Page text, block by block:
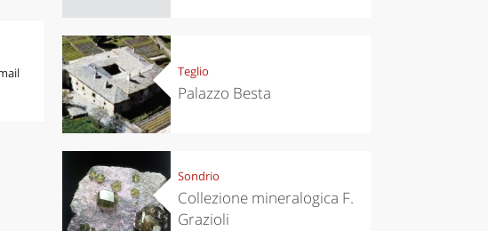
Teglio
Palazzo Besta
Sondrio
Collezione mineralogica F.
Grazioli